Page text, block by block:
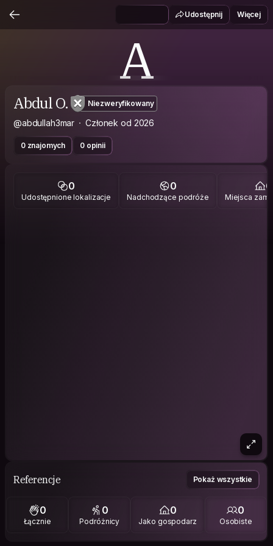
Udostępnij Więcej
A
Abdul O. Niezweryfikowany
@abdullah3mar Członek od 2026
0 znajomych 0 opinii
0
Udostępnione lokalizacje
0
Nadchodzące podróże
0
Miejsca
Referencje Pokaż wszystkie
0
Łącznie
0
Podróżnicy
0
Jako gospodarz
0
Osobiste